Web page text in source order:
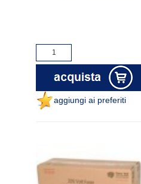
aggiungi ai preferiti